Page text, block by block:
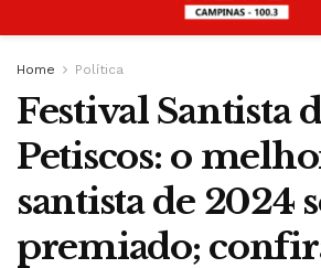
Home Política
Festival Santista
Petiscos: o
santista de 2024
premiado;